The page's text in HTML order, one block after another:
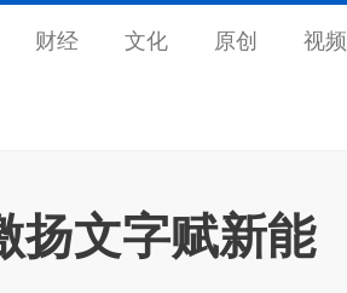
财经 文化 原创 视频
扬文字赋新能